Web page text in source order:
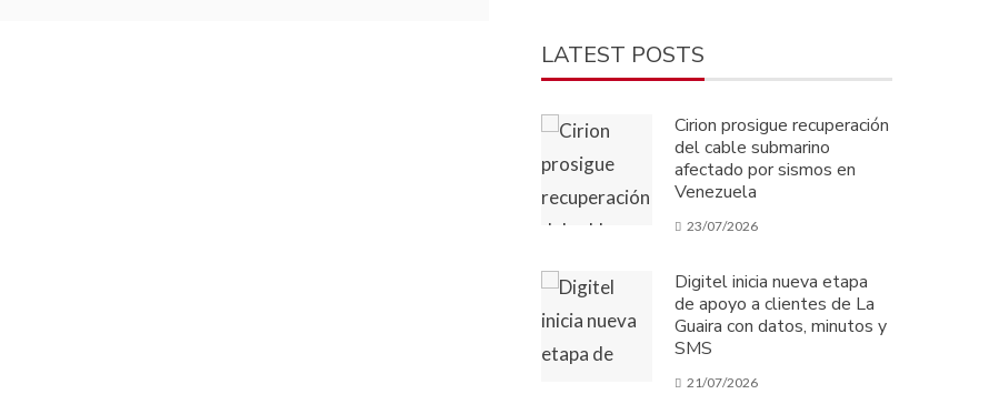
LATEST POSTS
Cirion prosigue recuperación
del cable submarino
afectado por sismos en
Venezuela
23/07/2026
Digitel inicia nueva etapa
de apoyo a clientes de La
Guaira con datos, minutos y
SMS
21/07/2026